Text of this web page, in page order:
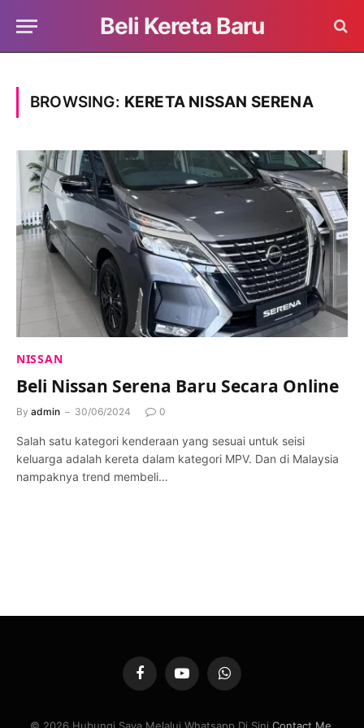
Beli Kereta Baru
BROWSING: KERETA NISSAN SERENA
NISSAN
Beli Nissan Serena Baru Secara Online
By admin 30/06/2024 0
Salah satu kategori kenderaan yang sesuai untuk seisi
keluarga adalah kereta dalam kategori MPV. Dan di Malaysia
nampaknya trend membeli…
FacebookYouTubeWhatsApp
© 2026 Hubungi Saya Melalui Whatsapp Di Sini Contact Me